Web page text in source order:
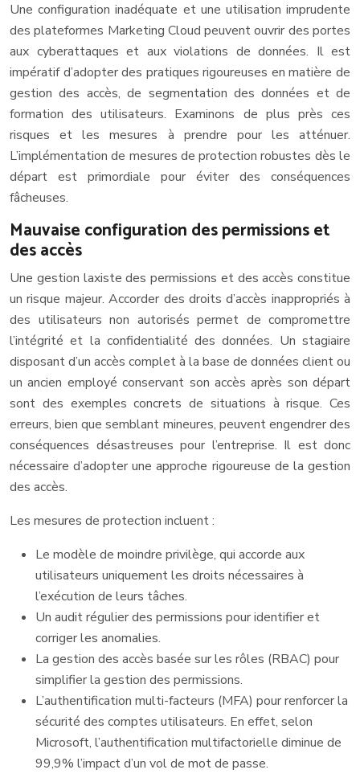
Une configuration inadéquate et une utilisation imprudente
des plateformes Marketing Cloud peuvent ouvrir des portes
aux cyberattaques et aux violations de données. Il est
impératif d’adopter des pratiques rigoureuses en matière de
gestion des accès, de segmentation des données et de
formation des utilisateurs. Examinons de plus près ces
risques et les mesures à prendre pour les atténuer.
L’implémentation de mesures de protection robustes dès le
départ est primordiale pour éviter des conséquences
fâcheuses.
Mauvaise configuration des permissions et
des accès
Une gestion laxiste des permissions et des accès constitue
un risque majeur. Accorder des droits d’accès inappropriés à
des utilisateurs non autorisés permet de compromettre
l’intégrité et la confidentialité des données. Un stagiaire
disposant d’un accès complet à la base de données client ou
un ancien employé conservant son accès après son départ
sont des exemples concrets de situations à risque. Ces
erreurs, bien que semblant mineures, peuvent engendrer des
conséquences désastreuses pour l’entreprise. Il est donc
nécessaire d’adopter une approche rigoureuse de la gestion
des accès.
Les mesures de protection incluent :
Le modèle de moindre privilège, qui accorde aux
utilisateurs uniquement les droits nécessaires à
l’exécution de leurs tâches.
Un audit régulier des permissions pour identifier et
corriger les anomalies.
La gestion des accès basée sur les rôles (RBAC) pour
simplifier la gestion des permissions.
L’authentification multi-facteurs (MFA) pour renforcer la
sécurité des comptes utilisateurs. En effet, selon
Microsoft, l’authentification multifactorielle diminue de
99,9% l’impact d’un vol de mot de passe.